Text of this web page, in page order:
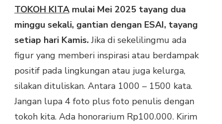
TOKOH KITA mulai Mei 2025 tayang dua
minggu sekali, gantian dengan ESAI, tayang
setiap hari Kamis.Jika di sekelilingmu ada
figur yang memberi inspirasi atau berdampak
positif pada lingkungan atau juga kelurga,
silakan dituliskan. Antara 1000 – 1500 kata.
Jangan lupa 4 foto plus foto penulis dengan
tokoh kita. Ada honorarium Rp100.000. Kirim